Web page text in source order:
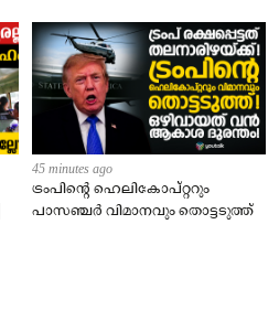
45 minutes ago
ട്രംപിന്റെ ഹെലികോപ്റ്ററും
പാസഞ്ചര്‍ വിമാനവും തൊട്ടടുത്ത്